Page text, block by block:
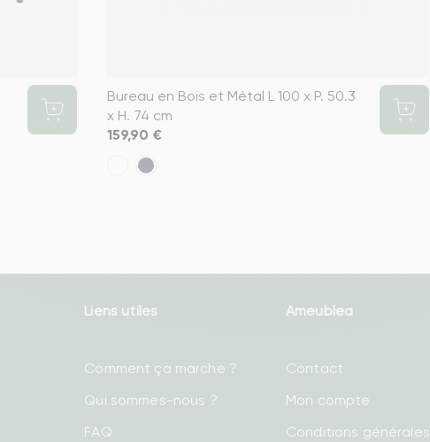
Bureau en Bois et Métal L 100 x P. 50.3
x H. 74 cm
Prix
159,90 €
Liens utiles
Comment ça marche ?
Qui sommes-nous ?
FAQ
Ameublea
Contact
Mon compte
Conditions générales